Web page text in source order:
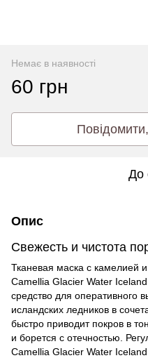
Немає в наявності
60 грн
До
Опис
Свежесть и чистота
Тканевая маска с камелией
Camellia Glacier Water
средство для оперативного
исландских ледников в
быстро приводит покров в
и борется с отечностью.
Camellia Glacier Water